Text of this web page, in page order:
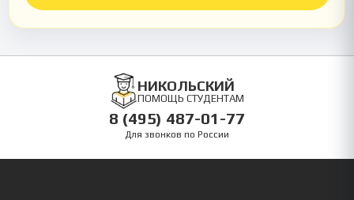
НИКОЛЬСКИЙ
ПОМОЩЬ СТУДЕНТАМ
8 (495) 487-01-77
Для звонков по России